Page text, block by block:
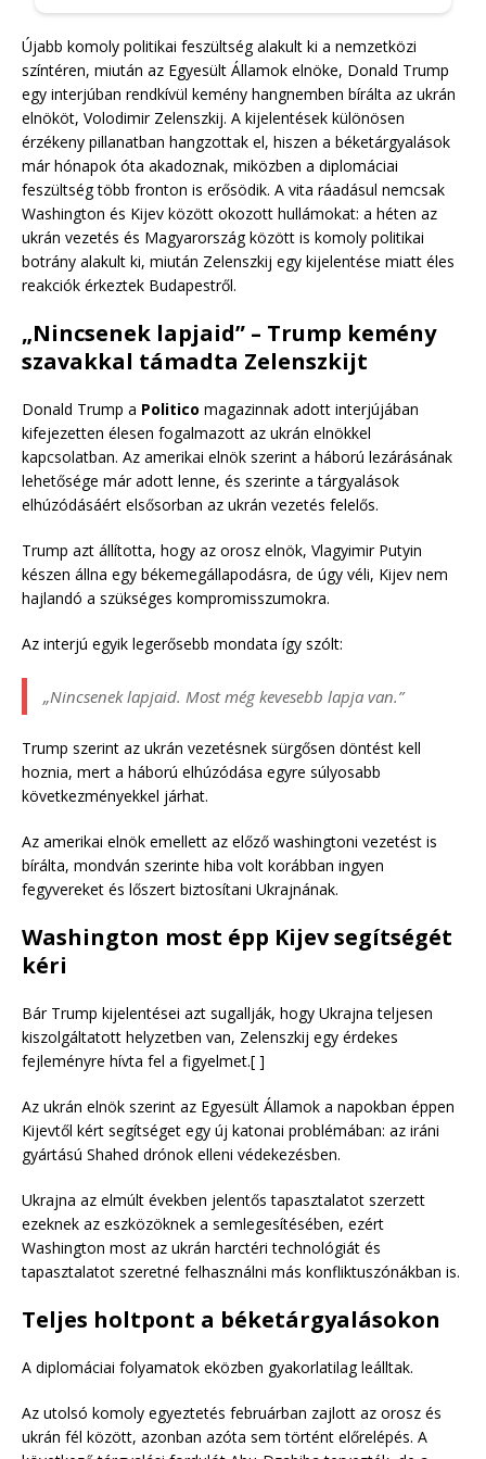
Újabb komoly politikai feszültség alakult ki a nemzetközi
színtéren, miután az Egyesült Államok elnöke, Donald Trump
egy interjúban rendkívül kemény hangnemben bírálta az ukrán
elnököt, Volodimir Zelenszkij. A kijelentések különösen
érzékeny pillanatban hangzottak el, hiszen a béketárgyalások
már hónapok óta akadoznak, miközben a diplomáciai
feszültség több fronton is erősödik. A vita ráadásul nemcsak
Washington és Kijev között okozott hullámokat: a héten az
ukrán vezetés és Magyarország között is komoly politikai
botrány alakult ki, miután Zelenszkij egy kijelentése miatt éles
reakciók érkeztek Budapestről.
„Nincsenek lapjaid” – Trump kemény
szavakkal támadta Zelenszkijt
Donald Trump a Politico magazinnak adott interjújában
kifejezetten élesen fogalmazott az ukrán elnökkel
kapcsolatban. Az amerikai elnök szerint a háború lezárásának
lehetősége már adott lenne, és szerinte a tárgyalások
elhúzódásáért elsősorban az ukrán vezetés felelős.
Trump azt állította, hogy az orosz elnök, Vlagyimir Putyin
készen állna egy békemegállapodásra, de úgy véli, Kijev nem
hajlandó a szükséges kompromisszumokra.
Az interjú egyik legerősebb mondata így szólt:
„Nincsenek lapjaid. Most még kevesebb lapja van.”
Trump szerint az ukrán vezetésnek sürgősen döntést kell
hoznia, mert a háború elhúzódása egyre súlyosabb
következményekkel járhat.
Az amerikai elnök emellett az előző washingtoni vezetést is
bírálta, mondván szerinte hiba volt korábban ingyen
fegyvereket és lőszert biztosítani Ukrajnának.
Washington most épp Kijev segítségét
kéri
Bár Trump kijelentései azt sugallják, hogy Ukrajna teljesen
kiszolgáltatott helyzetben van, Zelenszkij egy érdekes
fejleményre hívta fel a figyelmet.[ ]
Az ukrán elnök szerint az Egyesült Államok a napokban éppen
Kijevtől kért segítséget egy új katonai problémában: az iráni
gyártású Shahed drónok elleni védekezésben.
Ukrajna az elmúlt években jelentős tapasztalatot szerzett
ezeknek az eszközöknek a semlegesítésében, ezért
Washington most az ukrán harctéri technológiát és
tapasztalatot szeretné felhasználni más konfliktuszónákban is.
Teljes holtpont a béketárgyalásokon
A diplomáciai folyamatok eközben gyakorlatilag leálltak.
Az utolsó komoly egyeztetés februárban zajlott az orosz és
ukrán fél között, azonban azóta sem történt előrelépés. A